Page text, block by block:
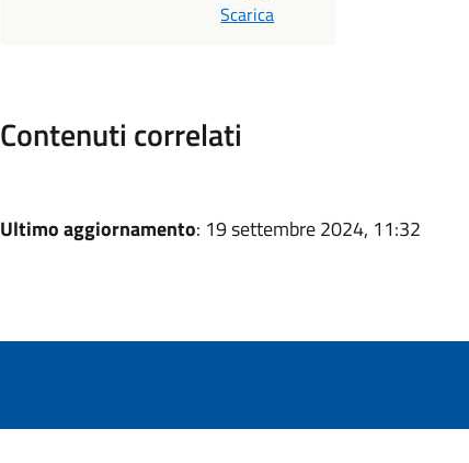
Scarica
Contenuti correlati
Ultimo aggiornamento: 19 settembre 2024, 11:32